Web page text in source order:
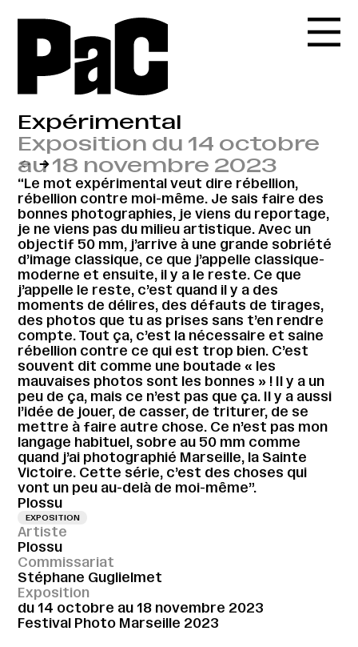
Expérimental
Exposition du 14 octobre
au 18 novembre 2023
← →
“Le mot expérimental veut dire rébellion,
rébellion contre moi-même. Je sais faire des
bonnes photographies, je viens du reportage,
je ne viens pas du milieu artistique. Avec un
objectif 50 mm, j’arrive à une grande sobriété
d’image classique, ce que j’appelle classique-
moderne et ensuite, il y a le reste. Ce que
j’appelle le reste, c’est quand il y a des
moments de délires, des défauts de tirages,
des photos que tu as prises sans t’en rendre
compte. Tout ça, c’est la nécessaire et saine
rébellion contre ce qui est trop bien. C’est
souvent dit comme une boutade « les
mauvaises photos sont les bonnes » ! Il y a un
peu de ça, mais ce n’est pas que ça. Il y a aussi
l’idée de jouer, de casser, de triturer, de se
mettre à faire autre chose. Ce n’est pas mon
langage habituel, sobre au 50 mm comme
quand j’ai photographié Marseille, la Sainte
Victoire. Cette série, c’est des choses qui
vont un peu au-delà de moi-même”.
Plossu
EXPOSITION
Artiste
Plossu
Commissariat
Stéphane Guglielmet
Exposition
du 14 octobre au 18 novembre 2023
Festival Photo Marseille 2023